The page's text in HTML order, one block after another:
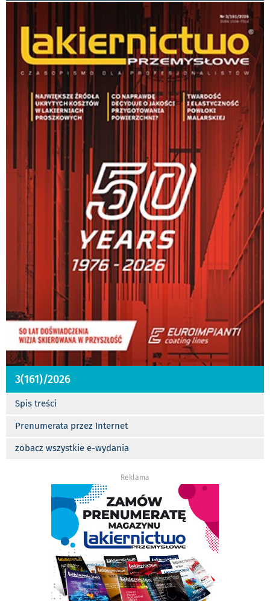
3(161)/2026
Spis treści
Prenumerata przez Internet
zobacz wszystkie e-wydania
Reklama